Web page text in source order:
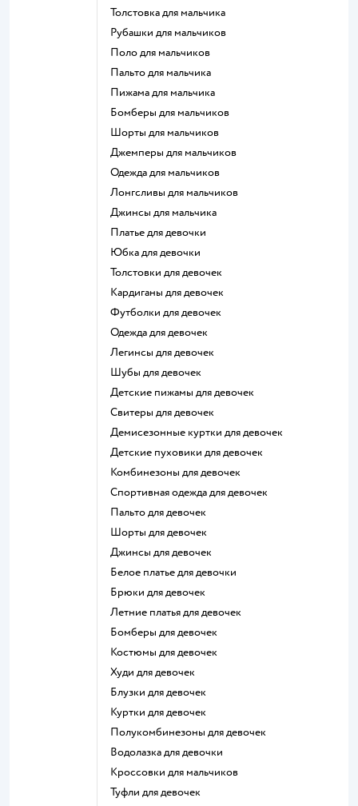
Толстовка для мальчика
Рубашки для мальчиков
Поло для мальчиков
Пальто для мальчика
Пижама для мальчика
Бомберы для мальчиков
Шорты для мальчиков
Джемперы для мальчиков
Одежда для мальчиков
Лонгсливы для мальчиков
Джинсы для мальчика
Платье для девочки
Юбка для девочки
Толстовки для девочек
Кардиганы для девочек
Футболки для девочек
Одежда для девочек
Легинсы для девочек
Шубы для девочек
Детские пижамы для девочек
Свитеры для девочек
Демисезонные куртки для девочек
Детские пуховики для девочек
Комбинезоны для девочек
Спортивная одежда для девочек
Пальто для девочек
Шорты для девочек
Джинсы для девочек
Белое платье для девочки
Брюки для девочек
Летние платья для девочек
Бомберы для девочек
Костюмы для девочек
Худи для девочек
Блузки для девочек
Куртки для девочек
Полукомбинезоны для девочек
Водолазка для девочки
Кроссовки для мальчиков
Туфли для девочек